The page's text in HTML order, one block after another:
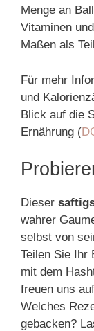
Menge an
Vitaminen
Maßen als
Für mehr
und
Blick auf die
Ernährung (
Dieser
wahrer
selbst von
Teilen Sie Ihr
mit dem
freuen uns
Welches
gebacken?